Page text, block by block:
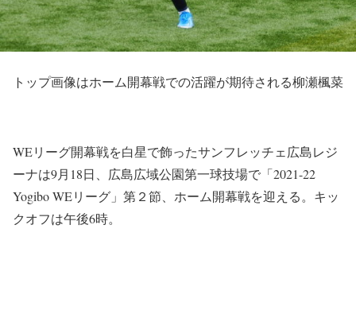
トップ画像はホーム開幕戦での活躍が期待される柳瀬楓菜
WEリーグ開幕戦を白星で飾ったサンフレッチェ広島レジ
ーナは9月18日、広島広域公園第一球技場で「2021-22
Yogibo WEリーグ」第２節、ホーム開幕戦を迎える。キッ
クオフは午後6時。